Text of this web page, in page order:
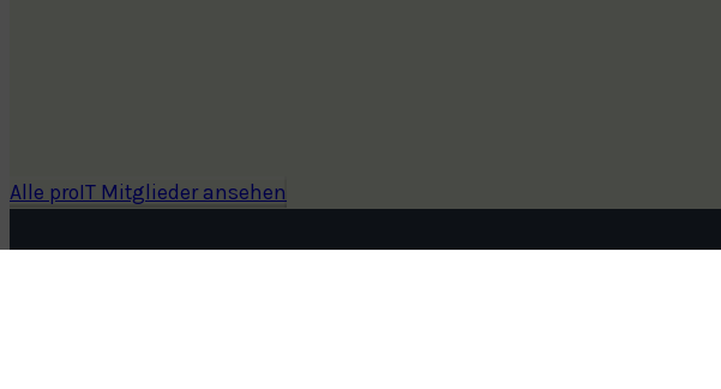
Alle proIT Mitglieder ansehen